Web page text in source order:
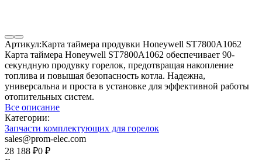
Артикул:Карта таймера продувки Honeywell ST7800A1062
Карта таймера Honeywell ST7800A1062 обеспечивает 90-
секундную продувку горелок, предотвращая накопление
топлива и повышая безопасность котла. Надежна,
универсальна и проста в установке для эффективной работы
отопительных систем.
Все описание
Категории:
Запчасти комплектующих для горелок
sales@prom-elec.com
28 188 ₽0 ₽